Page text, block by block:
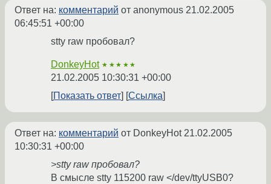
Ответ на: комментарий от anonymous 21.02.2005
06:45:51 +00:00
stty raw пробовал?
DonkeyHot ★★★★★
21.02.2005 10:30:31 +00:00
Показать ответ
Ссылка
Ответ на: комментарий от DonkeyHot21.02.2005
10:30:31 +00:00
>stty raw пробовал?
В смысле stty 115200 raw </dev/ttyUSB0?